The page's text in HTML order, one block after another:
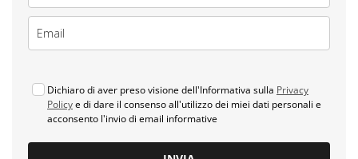
Dichiaro di aver preso visione dell'Informativa sulla Privacy
Policye di dare il consenso all'utilizzo dei miei dati personali e
acconsento l'invio di email informative